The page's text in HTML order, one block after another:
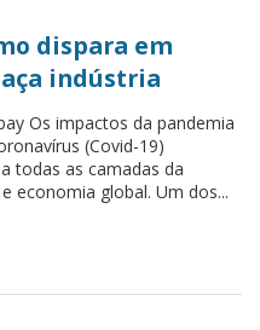
dispara em
indústria
Os impactos da pandemia
(Covid-19)
todas as camadas da
economia global. Um dos...